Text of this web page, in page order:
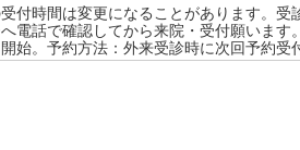
付時間は変更になることがあります。受
電話で確認してから来院・受付願います
始。予約方法：外来受診時に次回予約受